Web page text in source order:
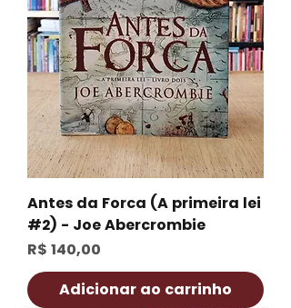
Antes da Forca (A primeira lei
#2) - Joe Abercrombie
Preço
R$ 140,00
Adicionar ao carrinho